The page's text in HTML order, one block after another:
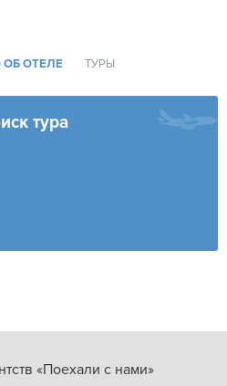
ОТЕЛЕ ТУРЫ
тура
«Поехали с нами»